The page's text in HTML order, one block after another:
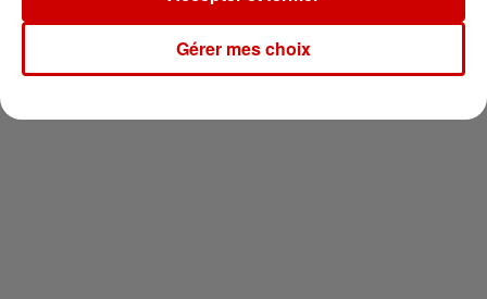
Newsletter
Gérer mes choix